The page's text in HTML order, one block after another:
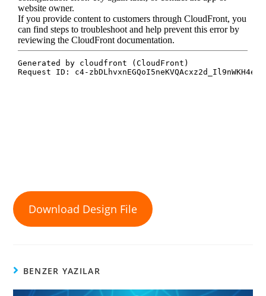
Download Design File
BENZER YAZILAR